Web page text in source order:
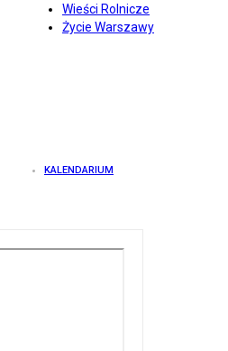
Wieści Rolnicze
Życie Warszawy
KALENDARIUM